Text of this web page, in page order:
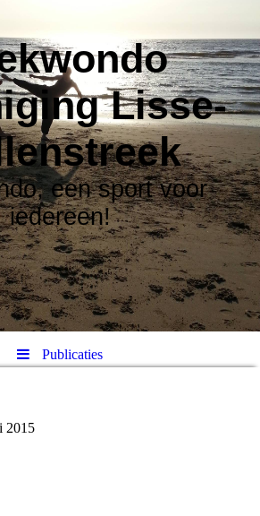
Lisse-
een sport voor
iedereen!
Publicaties
2015